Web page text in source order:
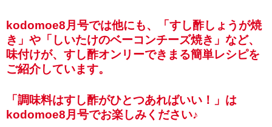
kodomoe8月号では他にも、「すし酢しょうが焼
き」や「しいたけのベーコンチーズ焼き」など、
味付けが、すし酢オンリーできまる簡単レシピを
ご紹介しています。
「調味料はすし酢がひとつあればいい！」は
kodomoe8月号でお楽しみください♪